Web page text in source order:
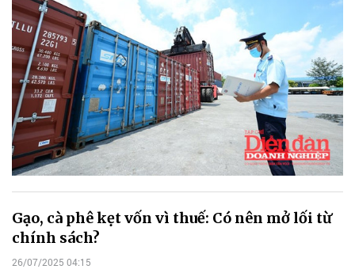
Gạo, cà phê kẹt vốn vì thuế: Có nên mở lối từ
chính sách?
26/07/2025 04:15